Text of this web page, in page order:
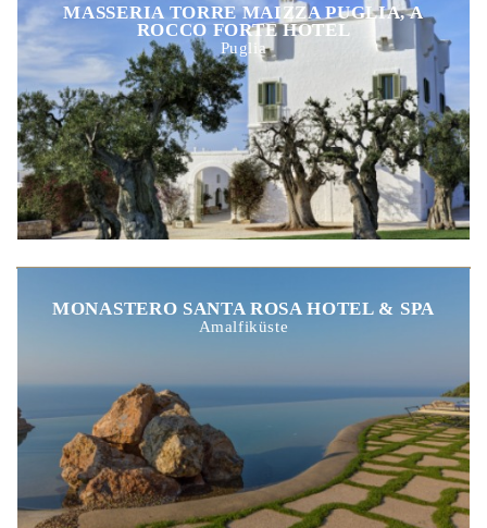
MASSERIA TORRE MAIZZA PUGLIA, A
ROCCO FORTE HOTEL
Puglia
MONASTERO SANTA ROSA HOTEL & SPA
Amalfiküste